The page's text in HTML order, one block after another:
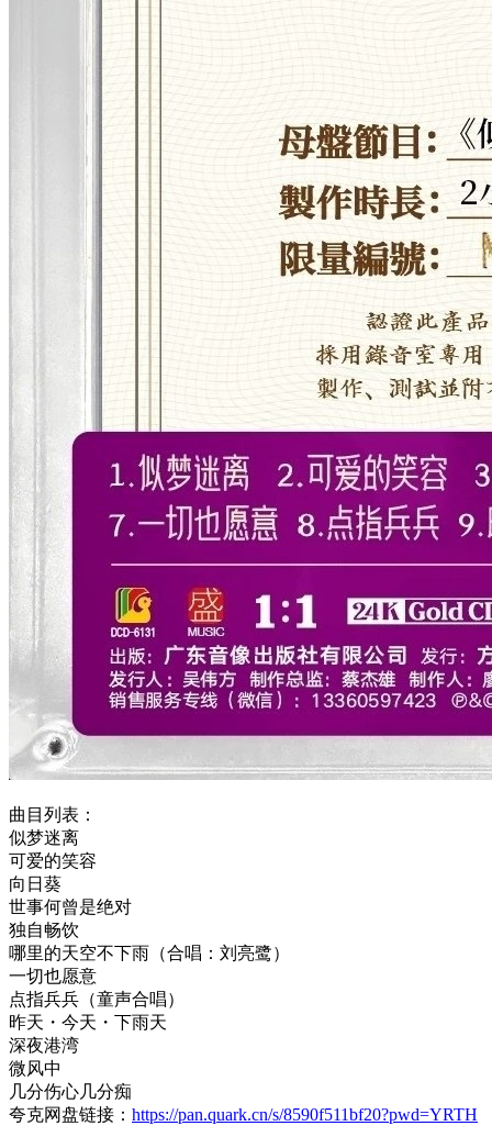
曲目列表：
似梦迷离
可爱的笑容
向日葵
世事何曾是绝对
独自畅饮
哪里的天空不下雨（合唱：刘亮鹭）
一切也愿意
点指兵兵（童声合唱）
昨天・今天・下雨天
深夜港湾
微风中
几分伤心几分痴
夸克网盘链接： https://pan.quark.cn/s/8590f511bf20?pwd=YRTH